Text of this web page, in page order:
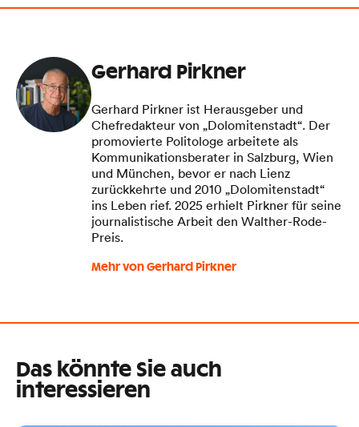
Gerhard Pirkner
Gerhard Pirkner ist Herausgeber und
Chefredakteur von „Dolomitenstadt“. Der
promovierte Politologe arbeitete als
Kommunikationsberater in Salzburg, Wien
und München, bevor er nach Lienz
zurückkehrte und 2010 „Dolomitenstadt“
ins Leben rief. 2025 erhielt Pirkner für seine
journalistische Arbeit den Walther-Rode-
Preis.
Mehr von Gerhard Pirkner
Das könnte Sie auch
interessieren